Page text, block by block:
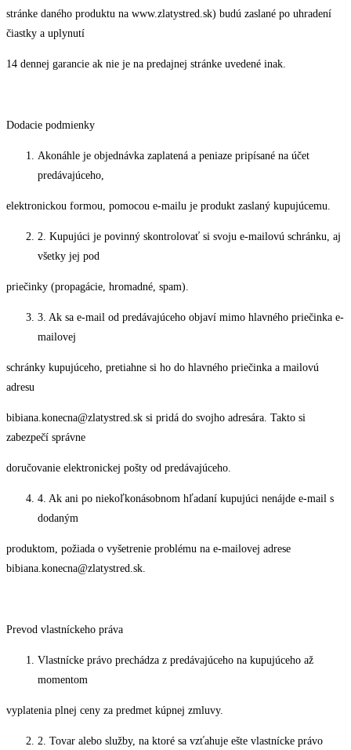
stránke daného produktu na www.zlatystred.sk) budú zaslané po uhradení
čiastky a uplynutí
14 dennej garancie ak nie je na predajnej stránke uvedené inak.
Dodacie podmienky
Akonáhle je objednávka zaplatená a peniaze pripísané na účet
predávajúceho,
elektronickou formou, pomocou e-mailu je produkt zaslaný kupujúcemu.
2. Kupujúci je povinný skontrolovať si svoju e-mailovú schránku, aj
všetky jej pod
priečinky (propagácie, hromadné, spam).
3. Ak sa e-mail od predávajúceho objaví mimo hlavného priečinka e-
mailovej
schránky kupujúceho, pretiahne si ho do hlavného priečinka a mailovú
adresu
bibiana.konecna@zlatystred.sk si pridá do svojho adresára. Takto si
zabezpečí správne
doručovanie elektronickej pošty od predávajúceho.
4. Ak ani po niekoľkonásobnom hľadaní kupujúci nenájde e-mail s
dodaným
produktom, požiada o vyšetrenie problému na e-mailovej adrese
bibiana.konecna@zlatystred.sk.
Prevod vlastníckeho práva
Vlastnícke právo prechádza z predávajúceho na kupujúceho až
momentom
vyplatenia plnej ceny za predmet kúpnej zmluvy.
2. Tovar alebo služby, na ktoré sa vzťahuje ešte vlastnícke právo